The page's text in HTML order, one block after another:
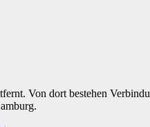
Von dort bestehen